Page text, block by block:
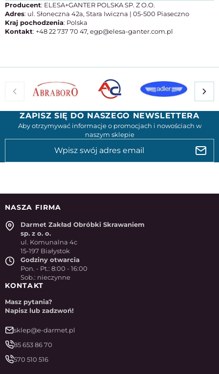
Producent: ELESA+GANTER POLSKA SP. Z O.O.
Adres: ul. Słoneczna 42a, Stara Iwiczna | 05-500 Piaseczno
Kraj pochodzenia: Polska
Kontakt: +48 22 737 70 47, egp@elesa-ganter.com.pl
ZAPISZ SIĘ DO NASZEGO NEWSLETTERA
Aby otrzymywać informacje o promocjach i nowościach w
naszym sklepie
NASZA FIRMA
Darmet Zakład Obróbki Skrawaniem
sp. z o. o.
ul. Komunalna 4c
15-197 Białystok
Godziny otwarcia
Pon. - Pt.: 8:00 - 16:00
Sob.: nieczynne
KONTAKT
Masz pytania?
Napisz lub zadzwoń!
sklep@e-darmet.pl
85 653 86 70
570 510 516